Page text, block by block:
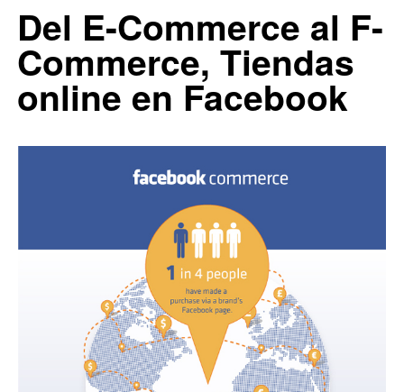
0
Del E-Commerce al F-
Commerce, Tiendas
online en Facebook